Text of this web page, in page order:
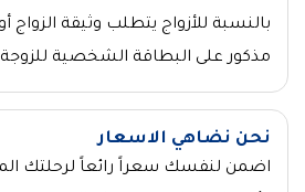
بالنسبة للأزواج يتطلب وثيقة الزواج
مذكور على البطاقة الشخصية للزوجة
نحن نضاهي الاسعار
اضمن لنفسك سعراً رائعاً لرحلتك